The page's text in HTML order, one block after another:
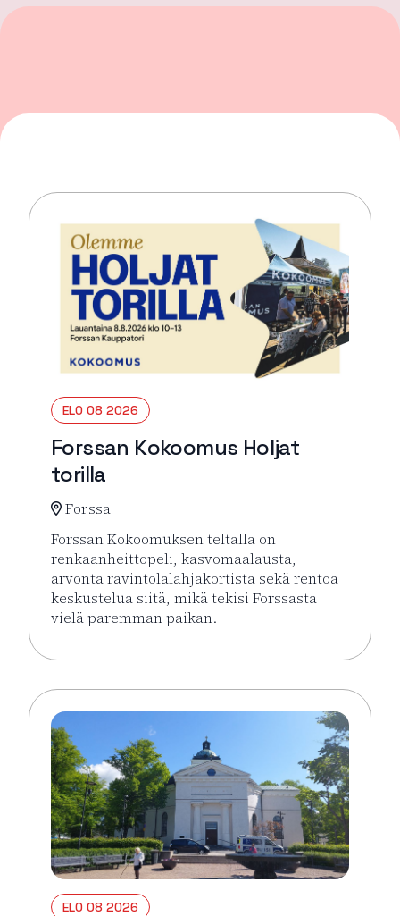
ELO 08 2026
Forssan Kokoomus Holjat
torilla
Forssa
Forssan Kokoomuksen teltalla on
renkaanheittopeli, kasvomaalausta,
arvonta ravintolalahjakortista sekä rentoa
keskustelua siitä, mikä tekisi Forssasta
vielä paremman paikan.
Lue lisää tapahtumasta Forssan Kokoomus Holjat
ELO 08 2026